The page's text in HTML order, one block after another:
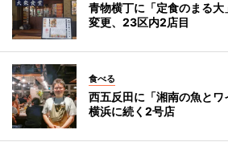
青物横丁に「定食のまる
変更、23区内2店目
食べる
西五反田に「湘南の魚と
横浜に続く2号店